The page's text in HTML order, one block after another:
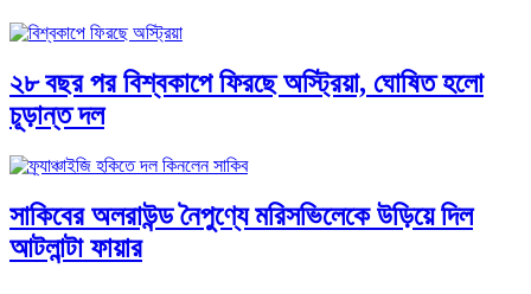
২৮ বছর পর বিশ্বকাপে ফিরছে অস্ট্রিয়া, ঘোষিত হলো
চূড়ান্ত দল
সাকিবের অলরাউন্ড নৈপুণ্যে মরিসভিলেকে উড়িয়ে দিল
আটলান্টা ফায়ার